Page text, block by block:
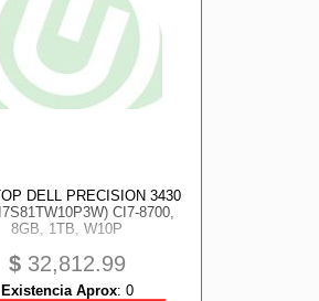
DELL PRECISION 3430
CI7-8700,
8GB, 1TB, W10P
$ 32,812.99
Existencia Aprox: 0